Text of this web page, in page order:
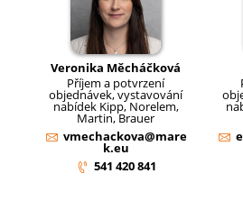
Veronika Měcháčková
Příjem a potvrzení
objednávek, vystavování
nabídek Kipp, Norelem,
Martin, Brauer
vmechackova@mare
k.eu
541 420 841